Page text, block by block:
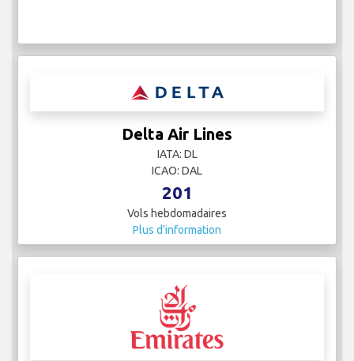
Delta Air Lines
IATA: DL
ICAO: DAL
201
Vols hebdomadaires
Plus d'information